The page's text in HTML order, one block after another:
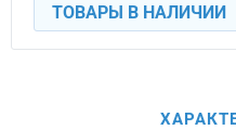
ТОВАРЫ В НАЛИЧИИ